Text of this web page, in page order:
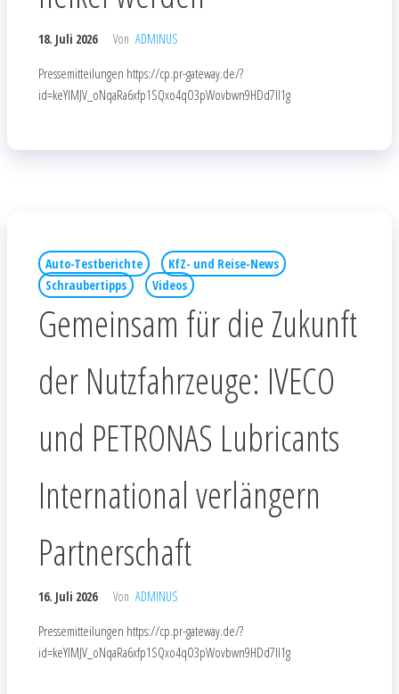
18. Juli 2026 Von ADMINUS
Pressemitteilungen https://cp.pr-gateway.de/?
id=keYlMJV_oNqaRa6xfp1SQxo4qO3pWovbwn9HDd7Il1g
Auto-Testberichte
KfZ- und Reise-News
Schraubertipps
Videos
Gemeinsam für die Zukunft
der Nutzfahrzeuge: IVECO
und PETRONAS Lubricants
International verlängern
Partnerschaft
16. Juli 2026 Von ADMINUS
Pressemitteilungen https://cp.pr-gateway.de/?
id=keYlMJV_oNqaRa6xfp1SQxo4qO3pWovbwn9HDd7Il1g